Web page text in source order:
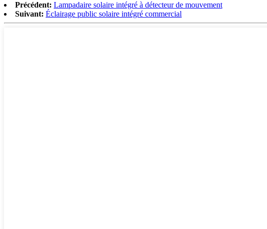
Précédent: Lampadaire solaire intégré à détecteur de mouvement
Suivant: Éclairage public solaire intégré commercial